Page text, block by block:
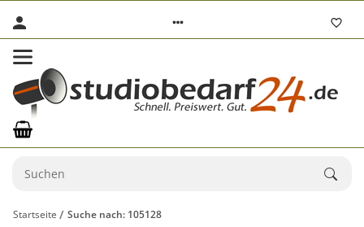
Startseite Suche nach: 105128